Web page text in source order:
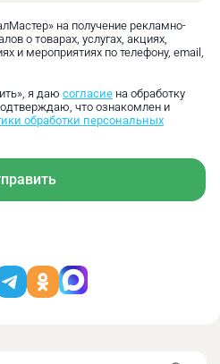
на получение рекламно-
о товарах, услугах, акциях,
и мероприятиях по телефону, email,
я даю согласие на обработку
что ознакомлен и
обработки персональных